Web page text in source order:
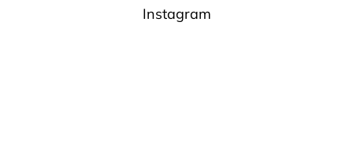
Instagram